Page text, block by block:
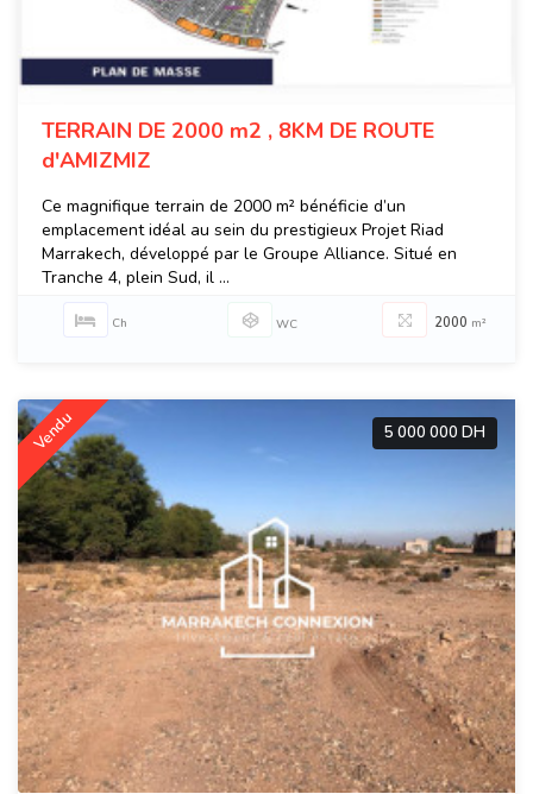
TERRAIN DE 2000 m2 , 8KM DE ROUTE
d'AMIZMIZ
Ce magnifique terrain de 2000 m² bénéficie d’un
emplacement idéal au sein du prestigieux Projet Riad
Marrakech, développé par le Groupe Alliance. Situé en
Tranche 4, plein Sud, il ...
Ch WC 2000 m²
Vendu 5 000 000 DH